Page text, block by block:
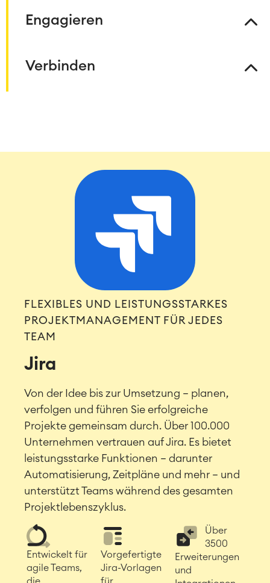
Engagieren
Verbinden
FLEXIBLES UND LEISTUNGSSTARKES
PROJEKTMANAGEMENT FÜR JEDES
TEAM
Jira
Von der Idee bis zur Umsetzung – planen,
verfolgen und führen Sie erfolgreiche
Projekte gemeinsam durch. Über 100.000
Unternehmen vertrauen auf Jira. Es bietet
leistungsstarke Funktionen – darunter
Automatisierung, Zeitpläne und mehr – und
unterstützt Teams während des gesamten
Projektlebenszyklus.
Entwickelt für
agile Teams,
die
Vorgefertigte
Jira-Vorlagen
für
Über
3500
Erweiterungen
und